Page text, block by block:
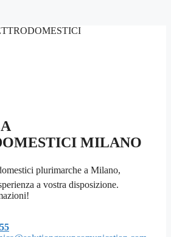
MILANO
plurimarche a Milano,
a vostra disposizione.